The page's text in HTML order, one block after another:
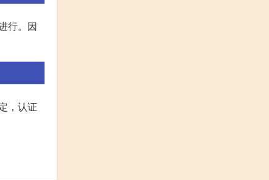
行。因
，认证